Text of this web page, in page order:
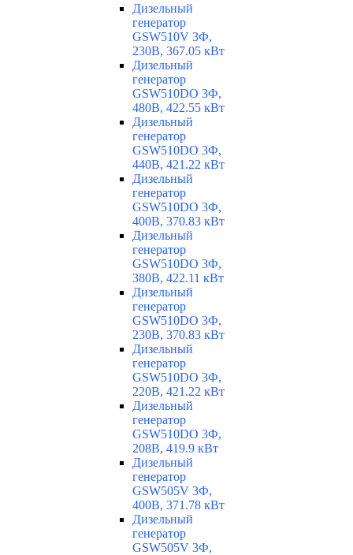
Дизельный
генератор
GSW510V 3Ф,
230В, 367.05 кВт
Дизельный
генератор
GSW510DO 3Ф,
480В, 422.55 кВт
Дизельный
генератор
GSW510DO 3Ф,
440В, 421.22 кВт
Дизельный
генератор
GSW510DO 3Ф,
400В, 370.83 кВт
Дизельный
генератор
GSW510DO 3Ф,
380В, 422.11 кВт
Дизельный
генератор
GSW510DO 3Ф,
230В, 370.83 кВт
Дизельный
генератор
GSW510DO 3Ф,
220В, 421.22 кВт
Дизельный
генератор
GSW510DO 3Ф,
208В, 419.9 кВт
Дизельный
генератор
GSW505V 3Ф,
400В, 371.78 кВт
Дизельный
генератор
GSW505V 3Ф,